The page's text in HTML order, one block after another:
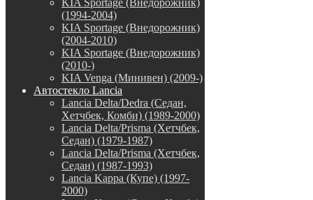
(1994-2004)
KIA Sportage (Внедорожник)
(2004-2010)
KIA Sportage (Внедорожник)
(2010-)
KIA Venga (Минивен) (2009-)
Автостекло Lancia
Lancia Delta/Dedra (Седан,
Хетчбек, Комби) (1989-2000)
Lancia Delta/Prisma (Хетчбек,
Седан) (1979-1987)
Lancia Delta/Prisma (Хетчбек,
Седан) (1987-1993)
Lancia Kappa (Купе) (1997-
2000)